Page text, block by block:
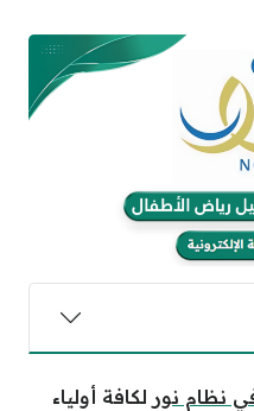
نظام نور لكافة أولياء